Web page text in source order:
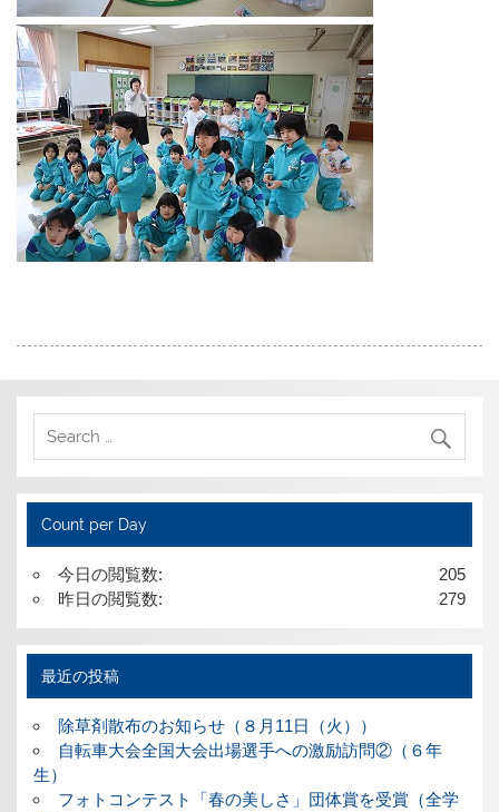
Count per Day
205
今日の閲覧数:
279
昨日の閲覧数:
最近の投稿
除草剤散布のお知らせ（８月11日（火））
自転車大会全国大会出場選手への激励訪問②（６年
生）
フォトコンテスト「春の美しさ」団体賞を受賞（全学